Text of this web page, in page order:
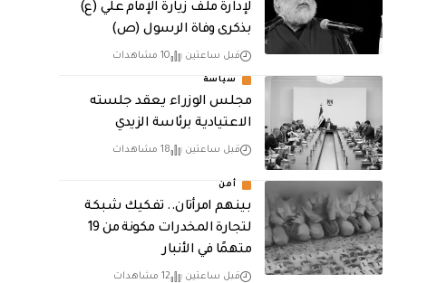
لإدارة ملف زيارة الإمام علي (ع)
بذكرى وفاة الرسول (ص)
قبل ساعتين 10 مشاهدات
سياسة
مجلس الوزراء يعقد جلسته
الاعتيادية برئاسة الزيدي
قبل ساعتين 18 مشاهدات
أمن
بينهم امرأتان.. تفكيك شبكة
لتجارة المخدرات مكونة من 19
متهمًا في الأنبار
قبل ساعتين 12 مشاهدات